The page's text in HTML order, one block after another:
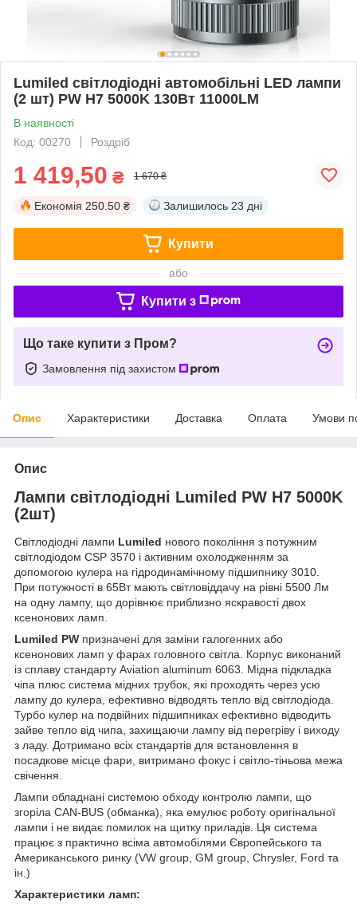
Lumiled світлодіодні автомобільні LED лампи
(2 шт) PW H7 5000K 130Вт 11000LM
В наявності
Код: 00270
Роздріб
1 419,50 ₴ 1 670 ₴
Економія 250.50 ₴ Залишилось 23 дні
Купити
або
Купити з
Що таке купити з Пром?
Замовлення під захистом
Опис Характеристики Доставка Оплата Умови
Опис
Лампи світлодіодні Lumiled PW H7 5000K
(2шт)
Світлодіодні лампи Lumiled нового покоління з потужним
світлодіодом CSP 3570 і активним охолодженням за
допомогою кулера на гідродинамічному підшипнику 3010.
При потужності в 65Вт мають світловіддачу на рівні 5500 Лм
на одну лампу, що дорівнює приблизно яскравості двох
ксенонових ламп.
Lumiled PW призначені для заміни галогенних або
ксенонових ламп у фарах головного світла. Корпус виконаний
із сплаву стандарту Aviation aluminum 6063. Мідна підкладка
чіпа плюс система мідних трубок, які проходять через усю
лампу до кулера, ефективно відводять тепло від світлодіода.
Турбо кулер на подвійних підшипниках ефективно відводить
зайве тепло від чипа, захищаючи лампу від перегріву і виходу
з ладу. Дотримано всіх стандартів для встановлення в
посадкове місце фари, витримано фокус і світло-тіньова межа
свічення.
Лампи обладнані системою обходу контролю лампи, що
згоріла CAN-BUS (обманка), яка емулює роботу оригінальної
лампи і не видає помилок на щитку приладів. Ця система
працює з практично всіма автомобілями Європейського та
Американського ринку (VW group, GM group, Chrysler, Ford та
ін.)
Характеристики ламп: